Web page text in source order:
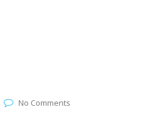
No Comments